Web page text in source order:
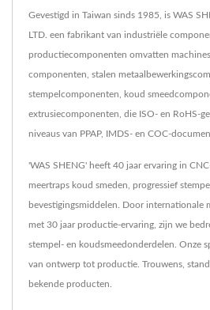
Gevestigd in Taiwan sinds 1985, is WAS
LTD. een fabrikant van industriële
productiecomponenten omvatten
componenten, stalen
stempelcomponenten, koud
extrusiecomponenten, die ISO- en RoHS-
niveaus van PPAP, IMDS- en COC-
'WAS SHENG' heeft 40 jaar ervaring in
meertraps koud smeden, progressief
bevestigingsmiddelen. Door internationale
met 30 jaar productie-ervaring, zijn we
stempel- en koudsmeedonderdelen. Onze
van ontwerp tot productie. Trouwens,
bekende producten.